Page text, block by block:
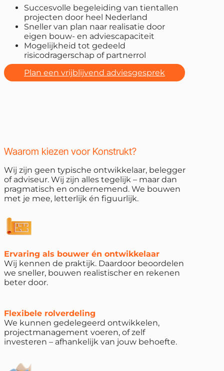
Succesvolle begeleiding van tientallen
projecten door heel Nederland
Sneller van plan naar realisatie door
eigen bouw- en adviescapaciteit
Mogelijkheid tot gedeeld
risicodragerschap of partnerrol
Plan een vrijblijvend adviesgesprek
Waarom kiezen voor Konstrukt?
Wij zijn geen typische ontwikkelaar, belegger
of adviseur. Wij zijn alles tegelijk – maar dan
pragmatisch en ondernemend. We bouwen
met je mee, letterlijk én figuurlijk.
Ervaring als bouwer én ontwikkelaar
Wij kennen de praktijk. Daardoor beoordelen
we sneller, bouwen realistischer en rekenen
beter door.
Flexibele rolverdeling
We kunnen gedelegeerd ontwikkelen,
projectmanagement voeren, of zelf
investeren – afhankelijk van jouw behoefte.